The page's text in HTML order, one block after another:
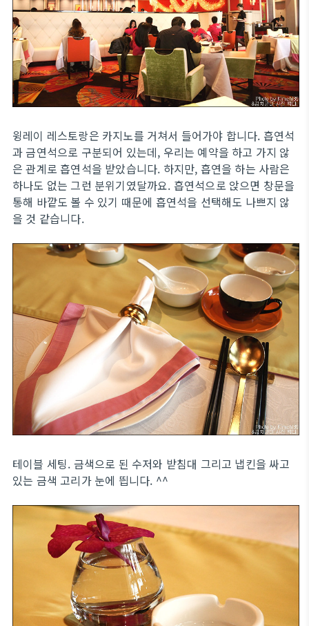
윙레이 레스토랑은 카지노를 거쳐서 들어가야 합니다. 흡연석
과 금연석으로 구분되어 있는데, 우리는 예약을 하고 가지 않
은 관계로 흡연석을 받았습니다. 하지만, 흡연을 하는 사람은
하나도 없는 그런 분위기였달까요. 흡연석으로 앉으면 창문을
통해 바깥도 볼 수 있기 때문에 흡연석을 선택해도 나쁘지 않
을 것 같습니다.
테이블 세팅. 금색으로 된 수저와 받침대 그리고 냅킨을 싸고
있는 금색 고리가 눈에 띕니다. ^^